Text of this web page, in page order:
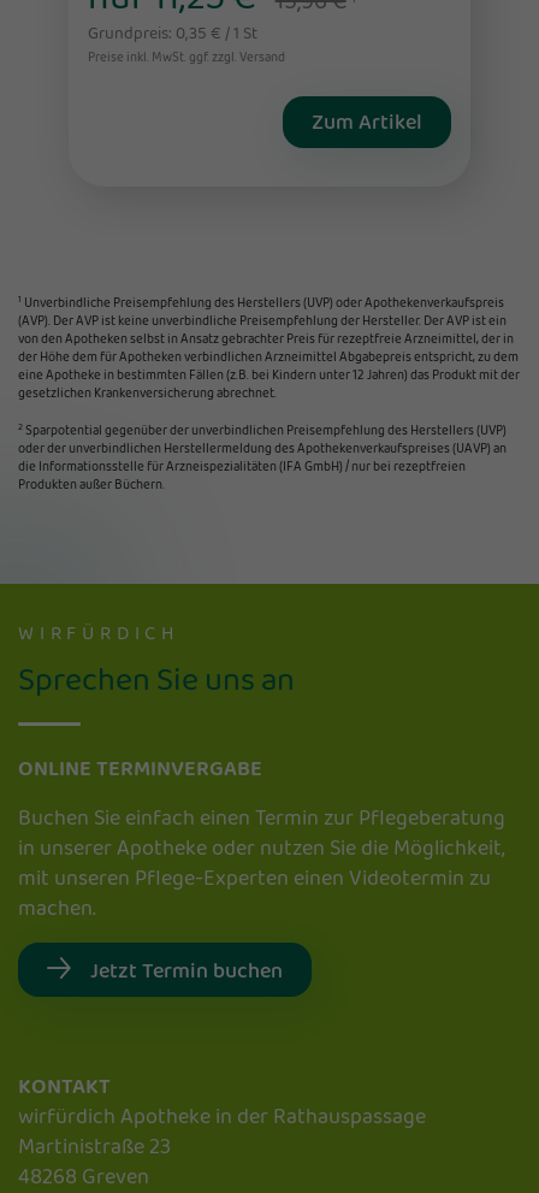
Grundpreis: 0,35 € / 1 St
Preise inkl. MwSt. ggf. zzgl. Versand
Zum Artikel
1 Unverbindliche Preisempfehlung des Herstellers (UVP) oder Apothekenverkaufspreis
(AVP). Der AVP ist keine unverbindliche Preisempfehlung der Hersteller. Der AVP ist ein
von den Apotheken selbst in Ansatz gebrachter Preis für rezeptfreie Arzneimittel, der in
der Höhe dem für Apotheken verbindlichen Arzneimittel Abgabepreis entspricht, zu dem
eine Apotheke in bestimmten Fällen (z.B. bei Kindern unter 12 Jahren) das Produkt mit der
gesetzlichen Krankenversicherung abrechnet.
2Sparpotential gegenüber der unverbindlichen Preisempfehlung des Herstellers (UVP)
oder der unverbindlichen Herstellermeldung des Apothekenverkaufspreises (UAVP) an
die Informationsstelle für Arzneispezialitäten (IFA GmbH) / nur bei rezeptfreien
Produkten außer Büchern.
WIRFÜRDICH
Sprechen Sie uns an
ONLINE TERMINVERGABE
Buchen Sie einfach einen Termin zur Pflegeberatung
in unserer Apotheke oder nutzen Sie die Möglichkeit,
mit unseren Pflege-Experten einen Videotermin zu
machen.
Jetzt Termin buchen
KONTAKT
wirfürdich Apotheke in der Rathauspassage
Martinistraße 23
48268 Greven